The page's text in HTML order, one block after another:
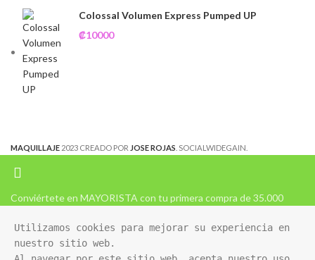
Colossal Volumen Express Pumped UP
₡10000
MAQUILLAJE 2023 CREADO POR JOSE ROJAS . SOCIALWIDEGAIN.
Conviértete en MAYORISTA con tu primera compra de 35.000
Utilizamos cookies para mejorar su experiencia en
nuestro sitio web.